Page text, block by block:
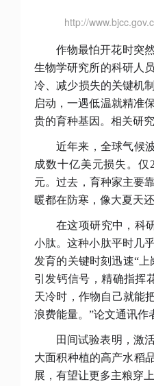
http://
作物最怕开花时突
生物学研究所的科研人
冷、减少损失的关键机
启动，一遇低温就精准
贵的育种基因。相关研
近年来，全球气候
成数十亿美元损失。仅
元。过去，育种家主要
暖都在防寒，像大夏天
在这项研究中，科
小肽。这种小肽平时几
发育的关键时刻迅速“
引发钙信号，精确指挥
天冷时，作物自己就能
浪费能量。”论文通讯作
田间试验表明，激
大面积种植的高产水稻
展，有望让更多主粮穿